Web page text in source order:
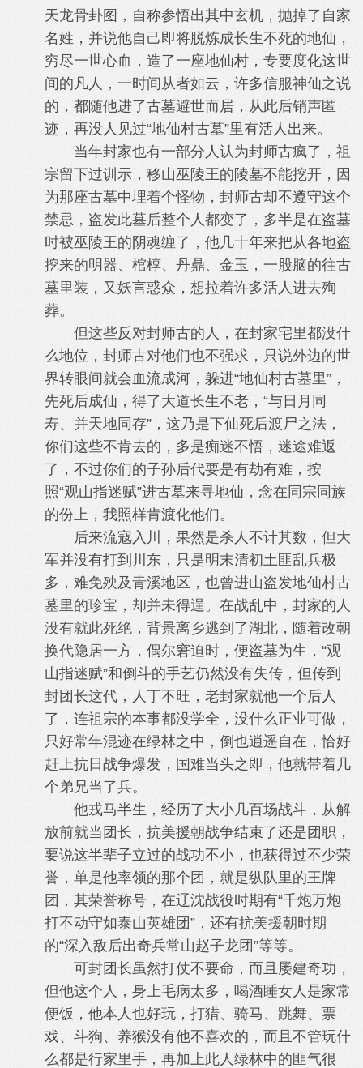
天龙骨卦图，自称参悟出其中玄机，抛掉了自家
名姓，并说他自己即将脱炼成长生不死的地仙，
穷尽一世心血，造了一座地仙村，专要度化这世
间的凡人，一时间从者如云，许多信服神仙之说
的，都随他进了古墓避世而居，从此后销声匿
迹，再没人见过“地仙村古墓”里有活人出来。
当年封家也有一部分人认为封师古疯了，祖
宗留下过训示，移山巫陵王的陵墓不能挖开，因
为那座古墓中埋着个怪物，封师古却不遵守这个
禁忌，盗发此墓后整个人都变了，多半是在盗墓
时被巫陵王的阴魂缠了，他几十年来把从各地盗
挖来的明器、棺椁、丹鼎、金玉，一股脑的往古
墓里装，又妖言惑众，想拉着许多活人进去殉
葬。
但这些反对封师古的人，在封家宅里都没什
么地位，封师古对他们也不强求，只说外边的世
界转眼间就会血流成河，躲进“地仙村古墓里”，
先死后成仙，得了大道长生不老，“与日月同
寿、并天地同存”，这乃是下仙死后渡尸之法，
你们这些不肯去的，多是痴迷不悟，迷途难返
了，不过你们的子孙后代要是有劫有难，按
照“观山指迷赋”进古墓来寻地仙，念在同宗同族
的份上，我照样肯渡化他们。
后来流寇入川，果然是杀人不计其数，但大
军并没有打到川东，只是明末清初土匪乱兵极
多，难免殃及青溪地区，也曾进山盗发地仙村古
墓里的珍宝，却并未得逞。在战乱中，封家的人
没有就此死绝，背景离乡逃到了湖北，随着改朝
换代隐居一方，偶尔窘迫时，便盗墓为生，“观
山指迷赋”和倒斗的手艺仍然没有失传，但传到
封团长这代，人丁不旺，老封家就他一个后人
了，连祖宗的本事都没学全，没什么正业可做，
只好常年混迹在绿林之中，倒也逍遥自在，恰好
赶上抗日战争爆发，国难当头之即，他就带着几
个弟兄当了兵。
他戎马半生，经历了大小几百场战斗，从解
放前就当团长，抗美援朝战争结束了还是团职，
要说这半辈子立过的战功不小，也获得过不少荣
誉，单是他率领的那个团，就是纵队里的王牌
团，其荣誉称号，在辽沈战役时期有“千炮万炮
打不动守如泰山英雄团”，还有抗美援朝时期
的“深入敌后出奇兵常山赵子龙团”等等。
可封团长虽然打仗不要命，而且屡建奇功，
但他这个人，身上毛病太多，喝酒睡女人是家常
便饭，他本人也好玩，打猎、骑马、跳舞、票
戏、斗狗、养猴没有他不喜欢的，而且不管玩什
么都是行家里手，再加上此人绿林中的匪气很